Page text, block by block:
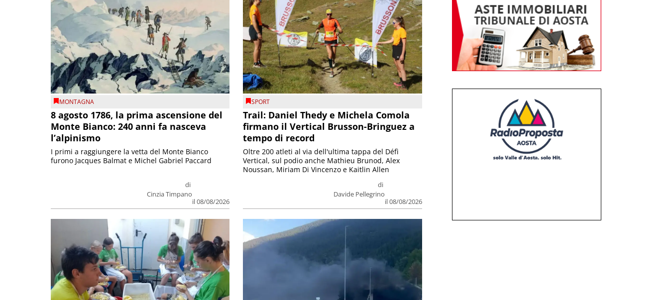
MONTAGNA
8 agosto 1786, la prima ascensione del
Monte Bianco: 240 anni fa nasceva
l’alpinismo
di
Cinzia Timpano
il 08/08/2026
I primi a raggiungere la vetta del Monte Bianco
furono Jacques Balmat e Michel Gabriel Paccard
SPORT
Trail: Daniel Thedy e Michela Comola
firmano il Vertical Brusson-Bringuez a
tempo di record
di
Davide Pellegrino
il 08/08/2026
Oltre 200 atleti al via dell'ultima tappa del Défì
Vertical, sul podio anche Mathieu Brunod, Alex
Noussan, Miriam Di Vincenzo e Kaitlin Allen